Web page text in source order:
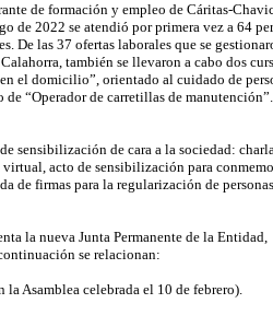
de formación y empleo de Cáritas-
de 2022 se atendió por primera vez a 64
De las 37 ofertas laborales que se
también se llevaron a cabo dos
el domicilio”, orientado al cuidado de
“Operador de carretillas de
sensibilización de cara a la sociedad:
acto de sensibilización para
de firmas para la regularización de personas
la nueva Junta Permanente de la Entidad,
se relacionan:
Asamblea celebrada el 10 de febrero).